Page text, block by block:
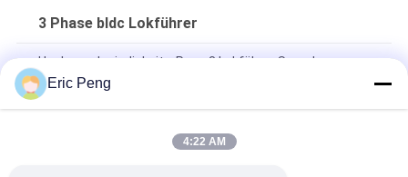
3 Phase bldc Lokführer
Hochgeschwindigkeits-Pwm 3 Lokführer Speed
Controller der Phasen-BLDC
100 zu 100000RPM 24V DC 3 Lokführer der Phasen-BLDC
2 Quadrant hohes gegenwärtiges 12V 3 Lokführer-With
Eric Peng
4:22 AM